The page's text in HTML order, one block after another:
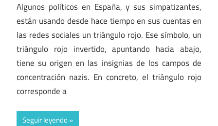
Algunos políticos en España, y sus simpatizantes,
están usando desde hace tiempo en sus cuentas en
las redes sociales un triángulo rojo. Ese símbolo, un
triángulo rojo invertido, apuntando hacia abajo,
tiene su origen en las insignias de los campos de
concentración nazis. En concreto, el triángulo rojo
corresponde a
Seguir leyendo